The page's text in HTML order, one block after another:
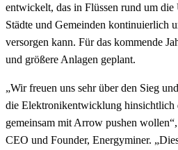
entwickelt, das in Flüssen rund um die
Städte und Gemeinden kontinuierlich
versorgen kann. Für das kommende
und größere Anlagen geplant.
„Wir freuen uns sehr über den Sieg
die Elektronikentwicklung hinsichtlich
gemeinsam mit Arrow pushen
CEO und Founder, Energyminer.